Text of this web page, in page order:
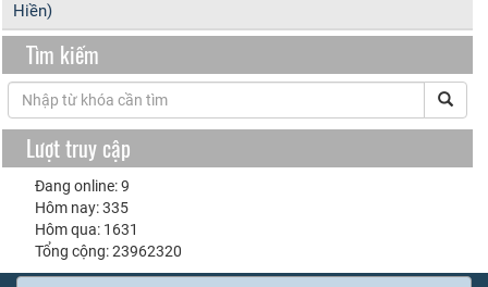
Hiền)
Tìm kiếm
Lượt truy cập
Đang online: 9
Hôm nay: 335
Hôm qua: 1631
Tổng cộng: 23962320